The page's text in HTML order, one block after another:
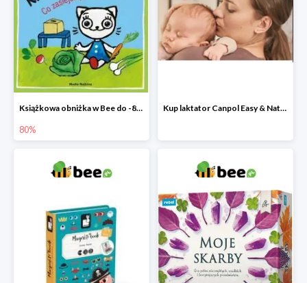
Książkowa obniżka w Bee do -80%
80%
Kup laktator Canpol Easy & Natural a nianię elektroniczną otrzymasz GRATIS!